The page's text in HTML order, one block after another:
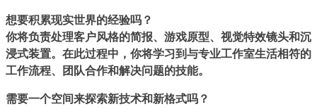
想要积累现实世界的经验吗？
你将负责处理客户风格的简报、游戏原型、视觉特效镜头和沉
浸式装置。在此过程中，你将学习到与专业工作室生活相符的
工作流程、团队合作和解决问题的技能。
需要一个空间来探索新技术和新格式吗？